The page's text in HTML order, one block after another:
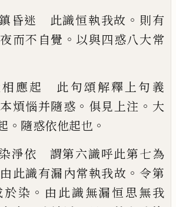
昏迷 此識恒執我故 。 則有
而不自覺 。 以與四惑八大常
相應起 此句頌解釋上句義
煩惱并隨惑 。 俱見上注 。 大
。 隨惑依他起也 。
淨依 謂第六識呼此第七為
此識有漏內常執我故 。 令第
染 。 由此識無漏恒思無我